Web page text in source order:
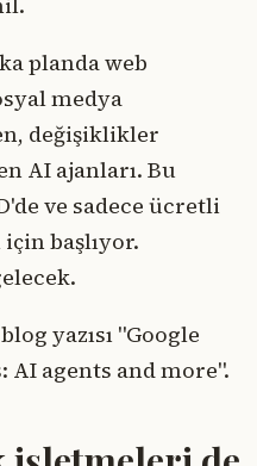
planda web
medya
değişiklikler
AI ajanları. Bu
ve sadece ücretli
başlıyor.
yazısı "Google
AI agents and more".